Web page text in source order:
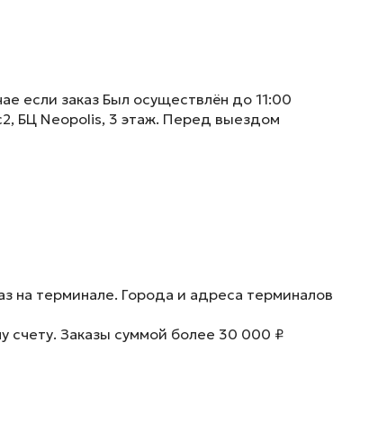
если заказ Был осуществлён до 11:00
БЦ Neopolis, 3 этаж. Перед выездом
на терминале. Города и адреса терминалов
счету. Заказы суммой более 30 000 ₽